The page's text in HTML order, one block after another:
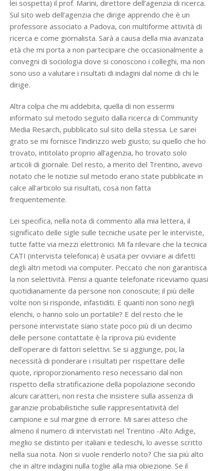
lei sospetta) il prof. Marini, direttore dell’agenzia di ricerca.
Sul sito web dell’agenzia che dirige apprendo che è un
professore associato a Padova, con multiforme attività di
ricerca e come giornalista. Sarà a causa della mia avanzata
età che mi porta a non partecipare che occasionalmente a
convegni di sociologia dove si conoscono i colleghi, ma non
sono uso a valutare i risultati di indagini dal nome di chi le
dirige.
Altra colpa che mi addebita, quella di non essermi
informato sul metodo seguito dalla ricerca di Community
Media Resarch, pubblicato sul sito della stessa. Le sarei
grato se mi fornisce l’indirizzo web giusto; su quello che ho
trovato, intitolato proprio all’agenzia, ho trovato solo
articoli di giornale. Del resto, a merito del Trentino, avevo
notato che le notizie sul metodo erano state pubblicate in
calce all’articolo sui risultati, cosa non fatta
frequentemente.
Lei specifica, nella nota di commento alla mia lettera, il
significato delle sigle sulle tecniche usate per le interviste,
tutte fatte via mezzi elettronici. Mi fa rilevare che la tecnica
CATI (intervista telefonica) è usata per ovviare ai difetti
degli altri metodi via computer. Peccato che non garantisca
la non selettività. Pensi a quante telefonate riceviamo quasi
quotidianamente da persone non conosciute; il più delle
volte non si risponde, infastiditi. E quanti non sono negli
elenchi, o hanno solo un portatile? E del resto che le
persone intervistate siano state poco più di un decimo
delle persone contattate è la riprova più evidente
dell’operare di fattori selettivi. Se si aggiunge, poi, la
necessità di ponderare i risultati per rispettare delle
quote, riproporzionamento reso necessario dal non
rispetto della stratificazione della popolazione secondo
alcuni caratteri, non resta che insistere sulla assenza di
garanzie probabilistiche sulle rappresentatività del
campione e sul margine di errore. Mi sarei atteso che
almeno il numero di intervistati nel Trentino -Alto Adige,
meglio se distinto per italiani e tedeschi, lo avesse scritto
nella sua nota. Non si vuole renderlo noto? Che sia più alto
che in altre indagini nulla toglie alla mia obiezione. Se il